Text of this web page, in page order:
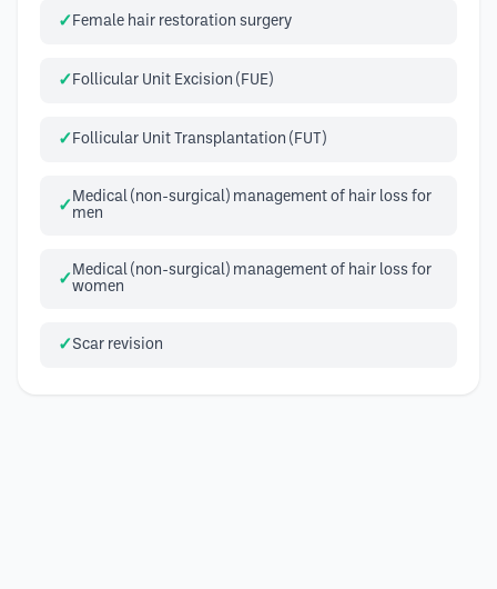
Female hair restoration surgery
Follicular Unit Excision (FUE)
Follicular Unit Transplantation (FUT)
Medical (non-surgical) management of hair loss for
men
Medical (non-surgical) management of hair loss for
women
Scar revision